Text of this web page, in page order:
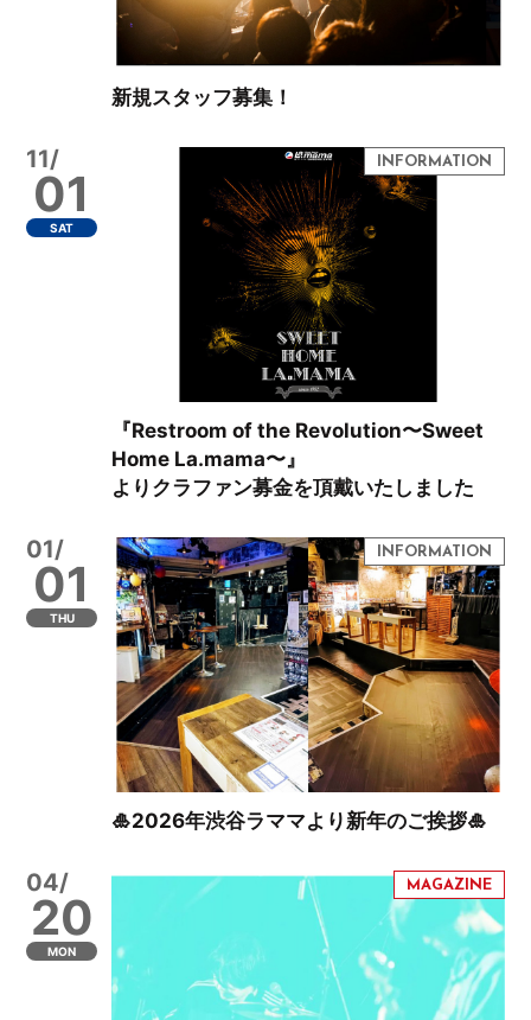
新規スタッフ募集！
11/
01
SAT
『Restroom of the Revolution〜Sweet
Home La.mama〜』
よりクラファン募金を頂戴いたしました
01/
01
THU
🎍2026年渋谷ラママより新年のご挨拶🎍
04/
20
MON